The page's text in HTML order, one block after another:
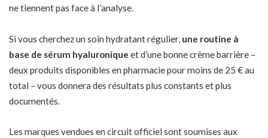
ne tiennent pas face à l’analyse.
Si vous cherchez un soin hydratant régulier, une routine à
base de sérum hyaluronique et d’une bonne crème barrière –
deux produits disponibles en pharmacie pour moins de 25 € au
total – vous donnera des résultats plus constants et plus
documentés.
Les marques vendues en circuit officiel sont soumises aux